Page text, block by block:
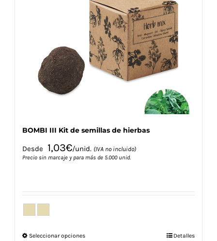
Las
opciones
pueden
elegir
en
BOMBI III Kit de semillas de hierbas
Desde 1,03€/unid. (IVA no incluido)
Precio sin marcaje y para más de 5.000 unid.
Seleccionar opcionesEste
Detalles